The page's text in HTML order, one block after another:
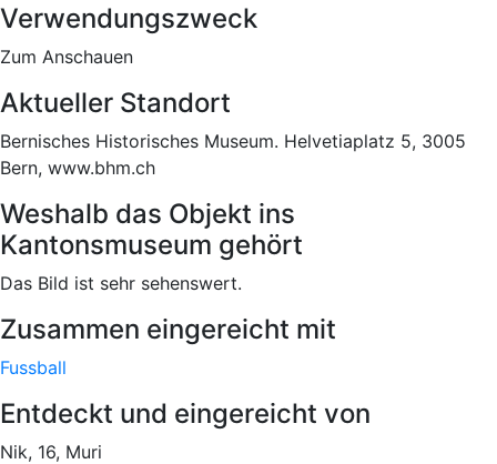
Verwendungszweck
Zum Anschauen
Aktueller Standort
Bernisches Historisches Museum. Helvetiaplatz 5, 3005
Bern, www.bhm.ch
Weshalb das Objekt ins
Kantonsmuseum gehört
Das Bild ist sehr sehenswert.
Zusammen eingereicht mit
Fussball
Entdeckt und eingereicht von
Nik, 16, Muri